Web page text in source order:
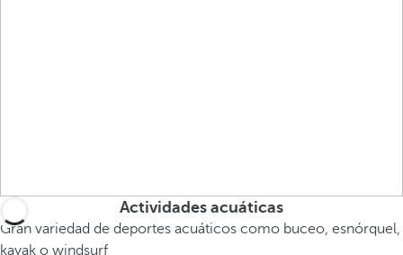
Actividades acuáticas
Gran variedad de deportes acuáticos como buceo, esnórquel,
kayak o windsurf